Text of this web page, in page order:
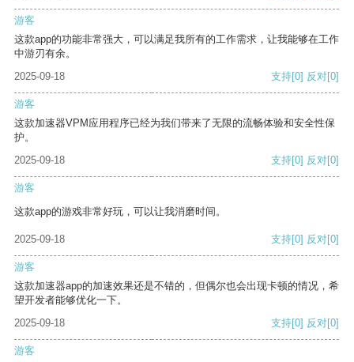
游客
这款app的功能非常强大，可以满足我所有的工作需求，让我能够在工作
中游刃有余。
2025-09-18
支持[0] 反对[0]
游客
这款加速器VPM应用程序已经为我们带来了无限的流畅体验和安全性保
护。
2025-09-18
支持[0] 反对[0]
游客
这款app的游戏非常好玩，可以让我消磨时间。
2025-09-18 支持[0] 反对[0]
游客
这款加速器app的加速效果还是不错的，但偶尔也会出现卡顿的情况，希
望开发者能够优化一下。
2025-09-18
支持[0] 反对[0]
游客